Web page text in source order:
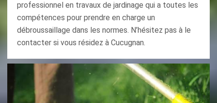
professionnel en travaux de jardinage qui a toutes les
compétences pour prendre en charge un
débroussaillage dans les normes. N’hésitez pas à le
contacter si vous résidez à Cucugnan.